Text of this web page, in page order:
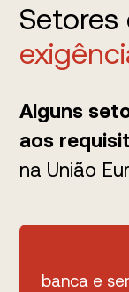
Alguns
aos
na União
banca e